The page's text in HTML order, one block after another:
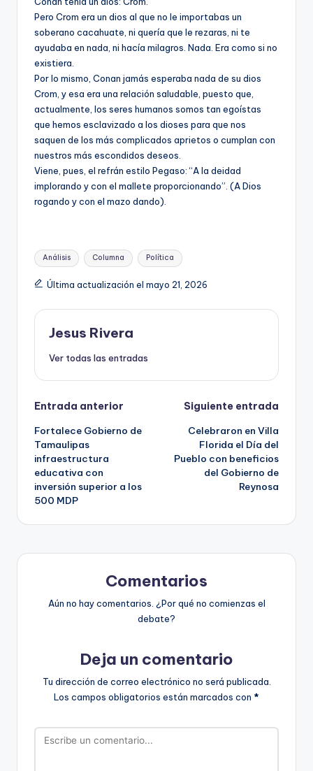
Pero Crom era un dios al que no le importabas un
soberano cacahuate, ni quería que le rezaras, ni te
ayudaba en nada, ni hacía milagros. Nada. Era como si no
existiera.
Por lo mismo, Conan jamás esperaba nada de su dios
Crom, y esa era una relación saludable, puesto que,
actualmente, los seres humanos somos tan egoístas
que hemos esclavizado a los dioses para que nos
saquen de los más complicados aprietos o cumplan con
nuestros más escondidos deseos.
Viene, pues, el refrán estilo Pegaso: “A la deidad
implorando y con el mallete proporcionando”. (A Dios
rogando y con el mazo dando).
Etiquetas:
Análisis Columna Política
Última actualización el mayo 21, 2026
Jesus Rivera
Ver todas las entradas
Navegación
de
entradas
Entrada anterior
Fortalece Gobierno de
Tamaulipas
infraestructura
educativa con
inversión superior a los
500 MDP
Siguiente entrada
Celebraron en Villa
Florida el Día del
Pueblo con beneficios
del Gobierno de
Reynosa
Comentarios
Aún no hay comentarios. ¿Por qué no comienzas el
debate?
Deja un comentario
Tu dirección de correo electrónico no será publicada.
Los campos obligatorios están marcados con *